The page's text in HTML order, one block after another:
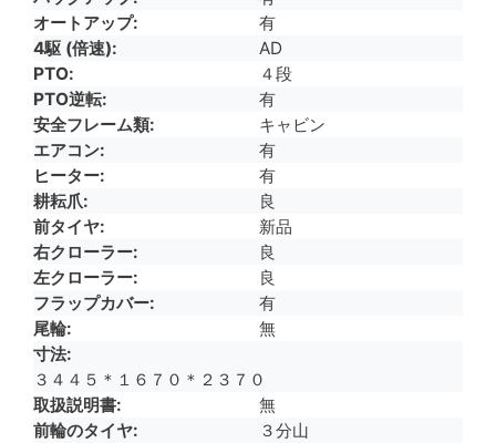
オートアップ
有
4駆 (倍速)
AD
PTO
４段
PTO逆転
有
安全フレーム類
キャビン
エアコン
有
ヒーター
有
耕耘爪
良
前タイヤ
新品
右クローラー
良
左クローラー
良
フラップカバー
有
尾輪
無
寸法
３４４５＊１６７０＊２３７０
取扱説明書
無
前輪のタイヤ
３分山